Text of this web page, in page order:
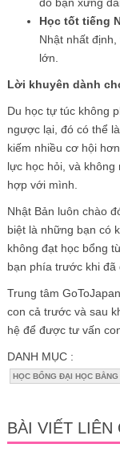
Học tốt tiếng
Nhật nhất
lớn.
Lời khuyên dành
Du học tự túc không
ngược lại, đó có thể
kiếm nhiều cơ hội
lực học hỏi, và
hợp với mình.
Nhật Bản luôn chào
biệt là những bạn có
không đạt học bổng
bạn phía trước khi
Trung tâm
con cả trước và sau
hệ để được tư vấn
DANH MỤC :
HỌC BỔNG ĐẠI HỌC
BÀI VIẾT LIÊN